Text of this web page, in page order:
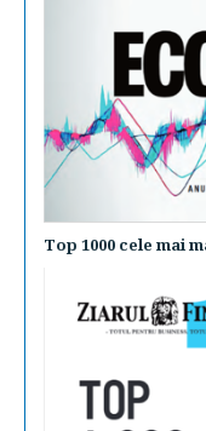
Top 1000 cele mai